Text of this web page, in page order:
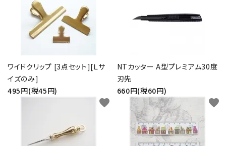
ワイドクリップ [3点セット][Ｌサ
イズのみ]
495円(税45円)
NTカッター A型プレミアム30度
刃先
660円(税60円)
favorite favorite